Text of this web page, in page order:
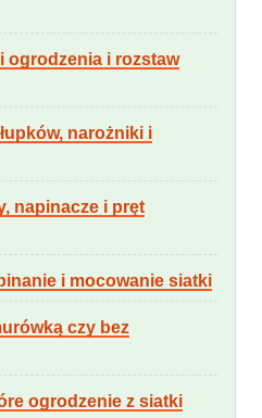
ogrodzenia i rozstaw
narożniki i
napinacze i pręt
i mocowanie siatki
czy bez
ogrodzenie z siatki